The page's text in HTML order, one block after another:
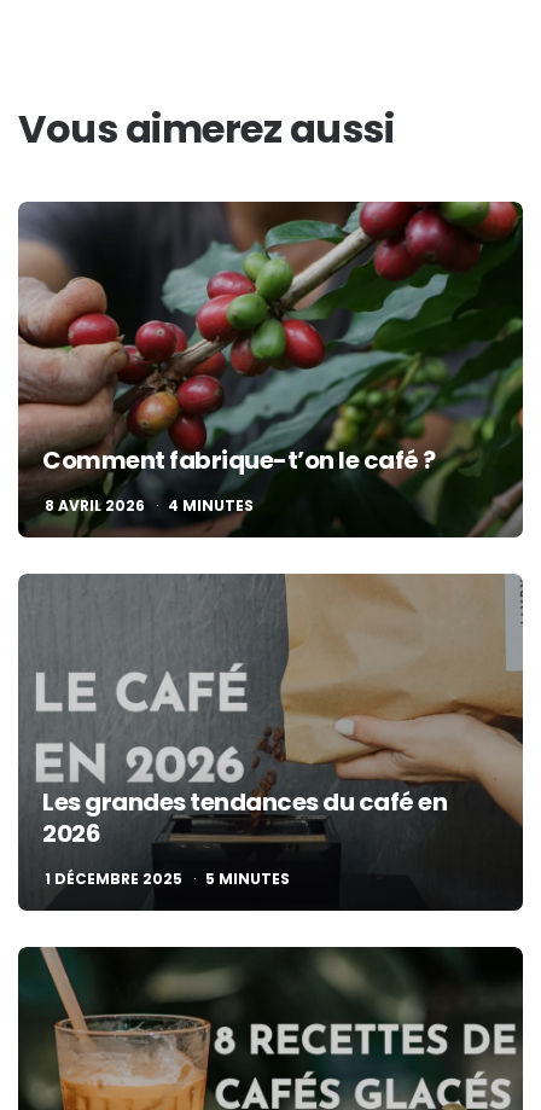
Vous aimerez aussi
Comment fabrique-t’on le café ?
8 AVRIL 2026 4 MINUTES
Les grandes tendances du café en
2026
1 DÉCEMBRE 2025 5 MINUTES